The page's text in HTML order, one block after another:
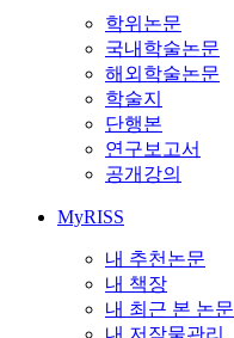
학위논문
국내학술논문
해외학술논문
학술지
단행본
연구보고서
공개강의
MyRISS
내 추천논문
내 책장
내 최근 본 논문
내 저작물관리